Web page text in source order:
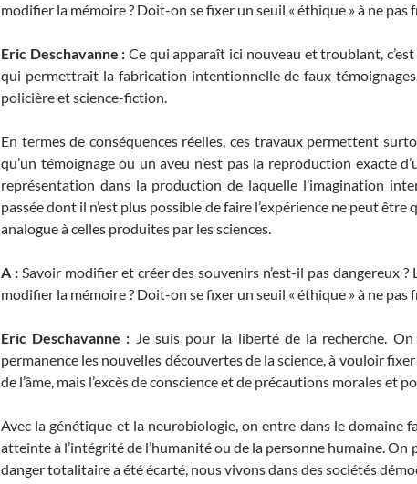
modifier la mémoire ? Doit-on se fixer un seuil « éthique » à ne pas
Eric Deschavanne : Ce qui apparaît ici nouveau et troublant,
qui permettrait la fabrication intentionnelle de faux
policière et science-fiction.
En termes de conséquences réelles, ces travaux permettent
qu’un témoignage ou un aveu n’est pas la reproduction exacte
représentation dans la production de laquelle l’imagination
passée dont il n’est plus possible de faire l’expérience ne peut
analogue à celles produites par les sciences.
A : Savoir modifier et créer des souvenirs n’est-il pas dangereux
modifier la mémoire ? Doit-on se fixer un seuil « éthique » à ne pas
Eric Deschavanne : Je suis pour la liberté de la recherche.
permanence les nouvelles découvertes de la science, à vouloir
de l’âme, mais l’excès de conscience et de précautions morales
Avec la génétique et la neurobiologie, on entre dans le
atteinte à l’intégrité de l’humanité ou de la personne humaine.
danger totalitaire a été écarté, nous vivons dans des sociétés